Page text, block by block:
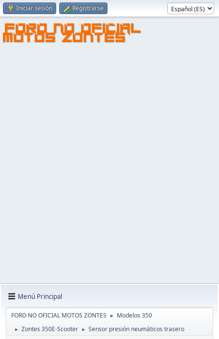
Iniciar sesión Registrarse
FORO NO OFICIAL
MOTOS ZONTES
Menú Principal
FORO NO OFICIAL MOTOS ZONTES ► Modelos 350
► Zontes 350E-Scooter ► Sensor presión neumáticos trasero